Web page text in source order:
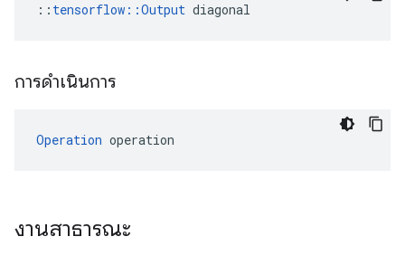
:: tensorflow::Output diagonal
การดำเนินการ
Operation operation
งานสาธารณะ